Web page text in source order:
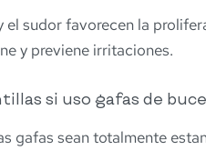
sudor favorecen la
y previene irritaciones.
si uso gafas de
gafas sean totalmente